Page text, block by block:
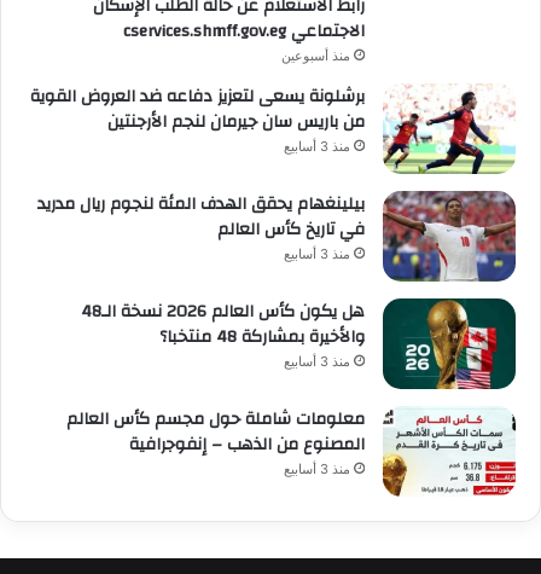
الاجتماعي cservices.shmff.gov.eg
منذ أسبوعين
برشلونة يسعى لتعزيز دفاعه ضد العروض القوية
من باريس سان جيرمان لنجم الأرجنتين
منذ 3 أسابيع
بيلينغهام يحقق الهدف المئة لنجوم ريال مدريد
في تاريخ كأس العالم
منذ 3 أسابيع
هل يكون كأس العالم 2026 نسخة الـ48
والأخيرة بمشاركة 48 منتخبا؟
منذ 3 أسابيع
معلومات شاملة حول مجسم كأس العالم
المصنوع من الذهب – إنفوجرافية
منذ 3 أسابيع